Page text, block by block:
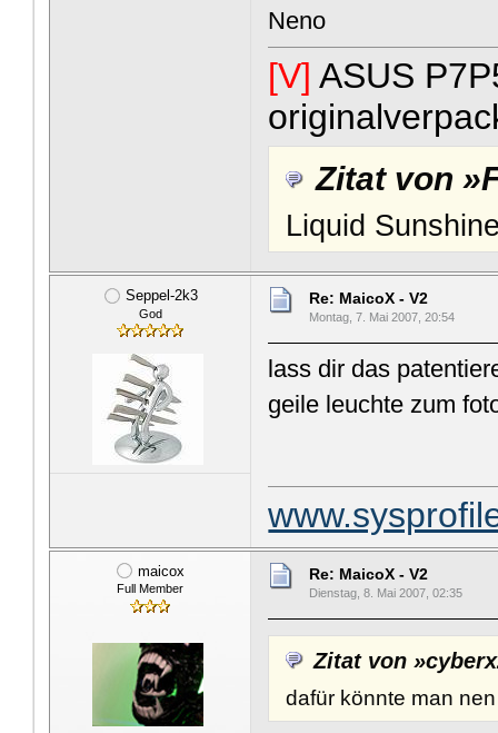
Neno
[V] ASUS
Zitat von
Liquid
Seppel-2k3
God
Re: MaicoX - V2
Montag, 7. Mai 2007, 20:54
lass dir das
geile leuchte zum
maicox
Full Member
Re: MaicoX - V2
Dienstag, 8. Mai 2007, 02:35
Zitat von
dafür könnte man